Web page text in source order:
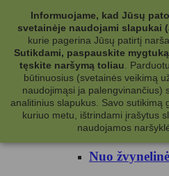
Kategorijos
Kosmetika
Kūno priežiūrai
Nuo prakaito
Kūno
Nuo
Informuojame, kad Jūsų
svetainėje naudojami slapukai
kurie pagerina Jūsų patirtį
Sutikdami, paspauskite
tęskite naršymą toliau
būtinuosius (svetainės veikimą
naudojimąsi ja palengvinančius)
analitinius slapukus. Savo sutikimą
kuriuo metu, ištrindami įrašytus
naudojamos